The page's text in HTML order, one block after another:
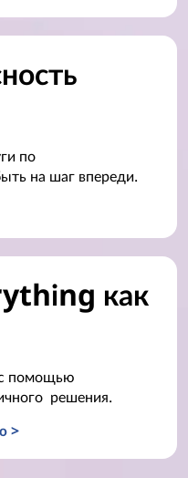
по
на шаг впереди.
как
помощью
решения.
>